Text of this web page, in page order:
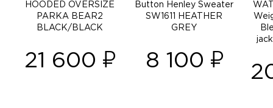
HOODED OVERSIZE
PARKA BEAR2
BLACK/BLACK
21 600
Button Henley Sweater
SW1611 HEATHER
GREY
8 100